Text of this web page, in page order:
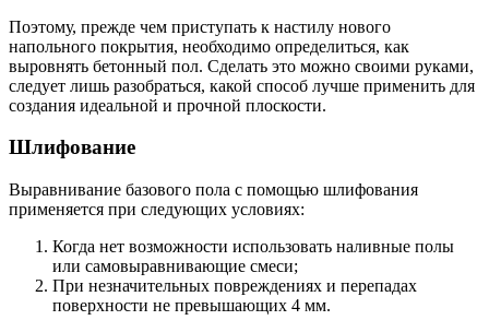
Поэтому, прежде чем приступать к настилу нового
напольного покрытия, необходимо определиться, как
выровнять бетонный пол. Сделать это можно своими руками,
следует лишь разобраться, какой способ лучше применить для
создания идеальной и прочной плоскости.
Шлифование
Выравнивание базового пола с помощью шлифования
применяется при следующих условиях:
Когда нет возможности использовать наливные полы
или самовыравнивающие смеси;
При незначительных повреждениях и перепадах
поверхности не превышающих 4 мм.